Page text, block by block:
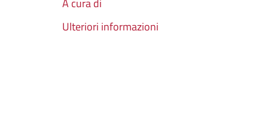
A cura di
Ulteriori informazioni